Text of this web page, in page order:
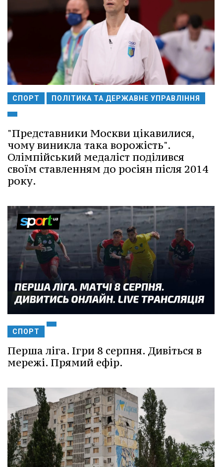
СПОРТ ПОЛІТИКА ТА ДЕРЖАВНЕ УПРАВЛІННЯ
"Представники Москви цікавилися,
чому виникла така ворожість".
Олімпійський медаліст поділився
своїм ставленням до росіян після 2014
року.
СПОРТ
Перша ліга. Ігри 8 серпня. Дивіться в
мережі. Прямий ефір.